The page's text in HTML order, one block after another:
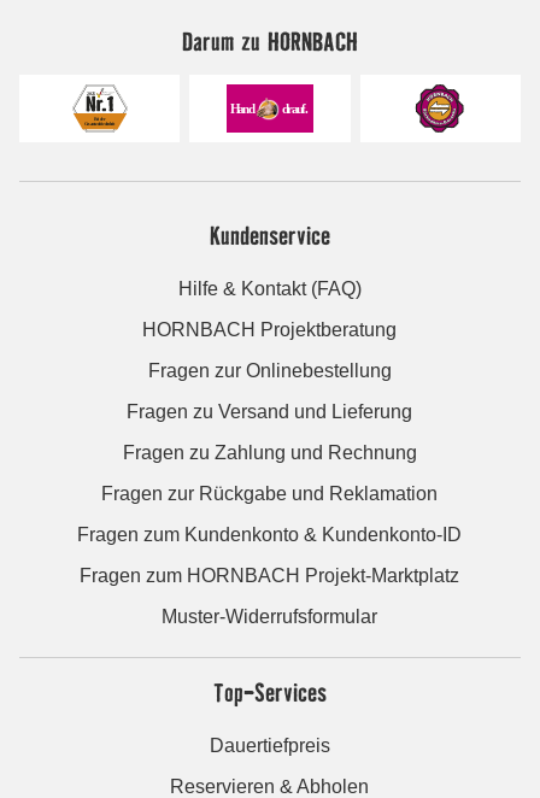
Darum zu HORNBACH
Kundenservice
Hilfe & Kontakt (FAQ)
HORNBACH Projektberatung
Fragen zur Onlinebestellung
Fragen zu Versand und Lieferung
Fragen zu Zahlung und Rechnung
Fragen zur Rückgabe und Reklamation
Fragen zum Kundenkonto & Kundenkonto-ID
Fragen zum HORNBACH Projekt-Marktplatz
Muster-Widerrufsformular
Top-Services
Dauertiefpreis
Reservieren & Abholen